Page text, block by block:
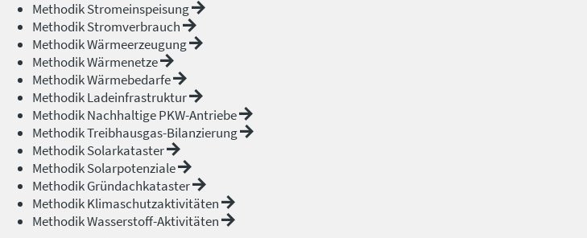
Methodik Stromeinspeisung
Methodik Stromverbrauch
Methodik Wärmeerzeugung
Methodik Wärmenetze
Methodik Wärmebedarfe
Methodik Ladeinfrastruktur
Methodik Nachhaltige PKW-Antriebe
Methodik Treibhausgas-Bilanzierung
Methodik Solarkataster
Methodik Solarpotenziale
Methodik Gründachkataster
Methodik Klimaschutzaktivitäten
Methodik Wasserstoff-Aktivitäten